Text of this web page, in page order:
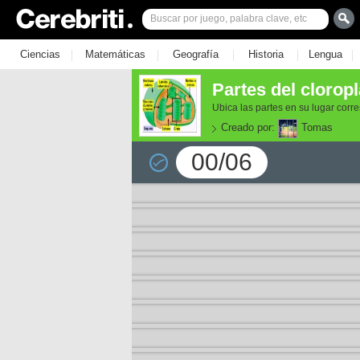
Ciencias | Matemáticas | Geografía | Historia | Lengua |
Partes del
Ubica las partes en su lugar
Creado por: Tomas
00/06